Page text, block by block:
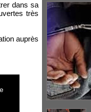
dans sa
très
auprès